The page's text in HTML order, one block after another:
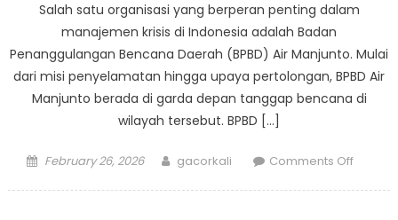
Salah satu organisasi yang berperan penting dalam
manajemen krisis di Indonesia adalah Badan
Penanggulangan Bencana Daerah (BPBD) Air Manjunto. Mulai
dari misi penyelamatan hingga upaya pertolongan, BPBD Air
Manjunto berada di garda depan tanggap bencana di
wilayah tersebut. BPBD […]
Posted
February 26, 2026 Author
gacorkali Comments Offon